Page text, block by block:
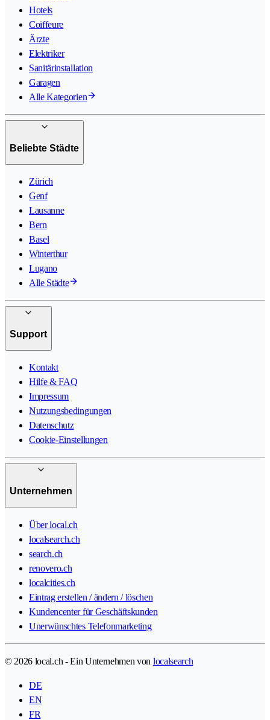
Hotels
Coiffeure
Ärzte
Elektriker
Sanitärinstallation
Garagen
Alle Kategorien
Beliebte Städte
Zürich
Genf
Lausanne
Bern
Basel
Winterthur
Lugano
Alle Städte
Support
Kontakt
Hilfe & FAQ
Impressum
Nutzungsbedingungen
Datenschutz
Cookie-Einstellungen
Unternehmen
Über local.ch
localsearch.ch
search.ch
renovero.ch
localcities.ch
Eintrag erstellen / ändern / löschen
Kundencenter für Geschäftskunden
Unerwünschtes Telefonmarketing
© 2026 local.ch - Ein Unternehmen von localsearch
DE
EN
FR